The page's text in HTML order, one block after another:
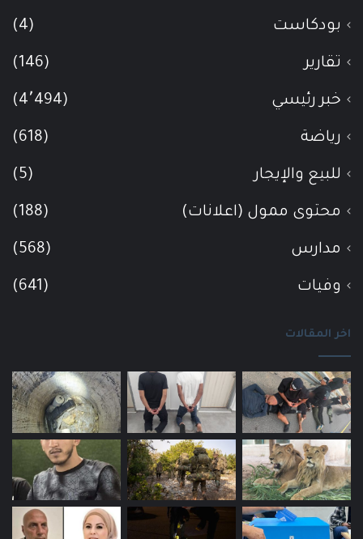
بودكاست (4)
تقارير (146)
خبر رئيسي (4٬494)
رياضة (618)
للبيع والإيجار (5)
محتوى ممول (اعلانات) (188)
مدارس (568)
وفيات (641)
اخر المقالات